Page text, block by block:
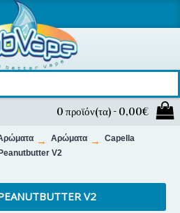
0 προϊόν(τα) - 0,00€
Αρώματα Αρώματα
Capella
V2
V2